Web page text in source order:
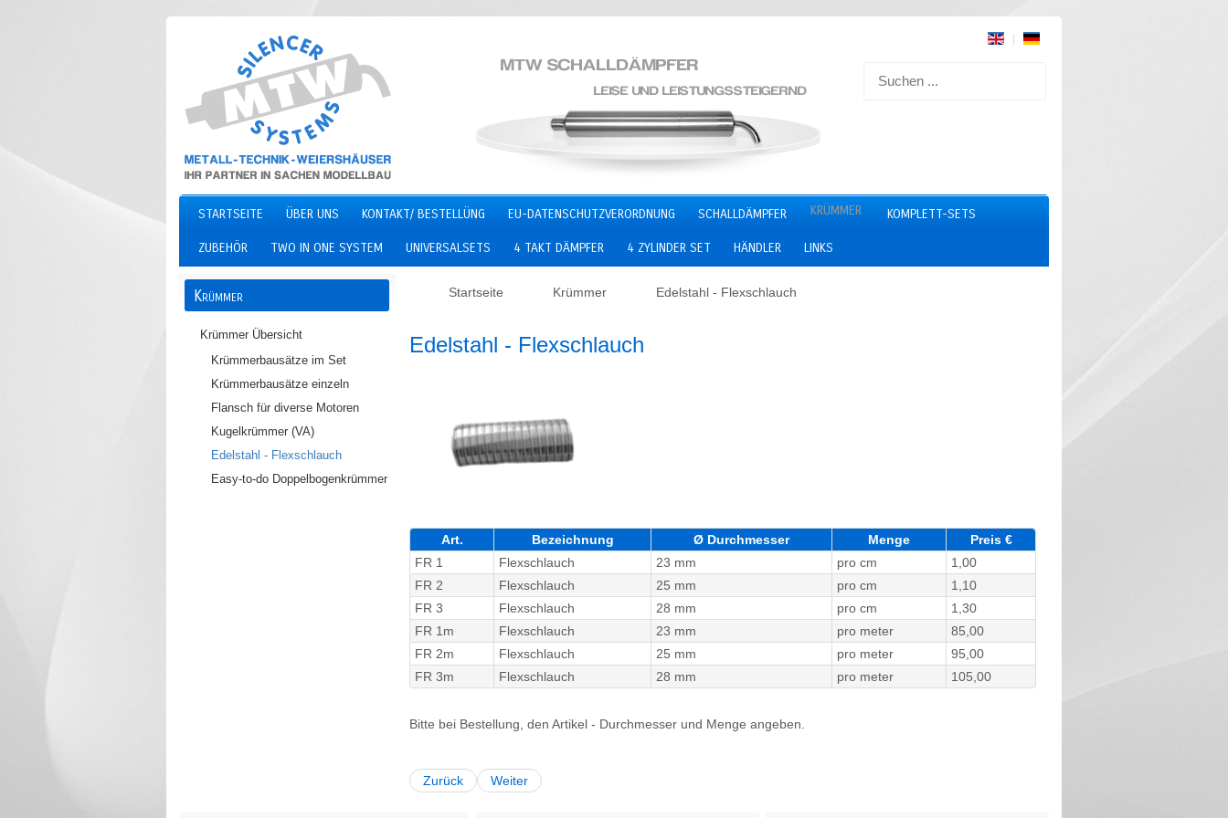
STARTSEITE ÜBER UNS KONTAKT/ BESTELLÜNG EU-DATENSCHUTZVERORDNUNG SCHALLDÄMPFER KRÜMMER KOMPLETT-SETS
ZUBEHÖR TWO IN ONE SYSTEM UNIVERSALSETS 4 TAKT DÄMPFER 4 ZYLINDER SET HÄNDLER LINKS
Startseite Krümmer Edelstahl - Flexschlauch
Edelstahl - Flexschlauch
Art. Bezeichnung Ø Durchmesser Menge
Preis €
FR 1
Flexschlauch 23 mm pro cm
1,00
FR 2
Flexschlauch 25 mm pro cm
1,10
FR 3
Flexschlauch 28 mm pro cm
1,30
FR 1m
Flexschlauch 23 mm pro meter
85,00
FR 2m
Flexschlauch 25 mm pro meter
95,00
FR 3m
Flexschlauch 28 mm pro meter 105,00
Bitte bei Bestellung, den Artikel - Durchmesser und Menge angeben.
Zurück Weiter
Krümmer
Krümmer Übersicht
Krümmerbausätze im Set
Krümmerbausätze einzeln
Flansch für diverse Motoren
Kugelkrümmer (VA)
Edelstahl - Flexschlauch
Easy-to-do Doppelbogenkrümmer